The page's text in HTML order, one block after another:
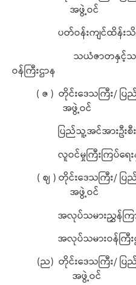
အဖွဲ့ဝင်
ပတ်ဝန်းကျင်ထိန်းသိမ်းရ
သယံဇာတနှင့်သဘာဝပတ်
ဝန်ကြီးဌာန
( ဇ ) တိုင်းဒေသကြီ
အဖွဲ့ဝင်
ပြည်သူ့အင်အားဦးစီး
လူဝင်မှုကြီးကြပ်ရေးနှင့်
( ဈ ) တိုင်းဒေသကြီး/
အဖွဲ့ဝင်
အလုပ်သမားညွှန်ကြားရေ
အလုပ်သမားဝန်ကြီးဌ
(ည) တိုင်းဒေသကြီး/
အဖွဲ့ဝင်